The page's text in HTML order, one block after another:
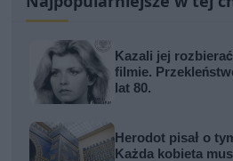
Kazali jej
filmie.
lat 80.
Herodot pisał o
Każda kobieta